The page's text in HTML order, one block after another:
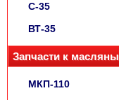
С-35
ВТ-35
Запчасти к
МКП-110